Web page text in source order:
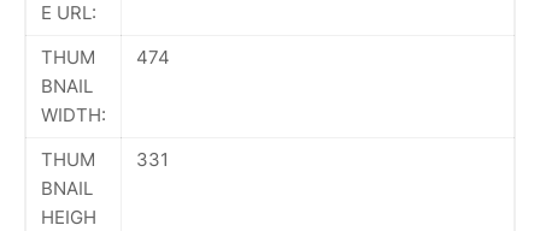
E URL:
THUM
BNAIL
WIDTH:
474
THUM
BNAIL
HEIGH
331